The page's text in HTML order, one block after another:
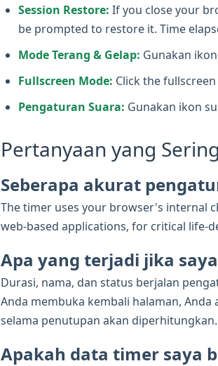
Session Restore: If you close your
be prompted to restore it. Time
Mode Terang & Gelap: Gunakan
Fullscreen Mode: Click the
Pengaturan Suara: Gunakan ikon
Pertanyaan yang
Seberapa akurat
The timer uses your browser's internal
web-based applications, for critical life-
Apa yang terjadi jika
Durasi, nama, dan status berjalan
Anda membuka kembali halaman,
selama penutupan akan diperhitungkan.
Apakah data timer saya